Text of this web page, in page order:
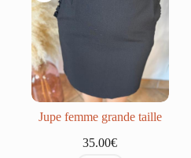
Jupe femme grande taille
35.00€